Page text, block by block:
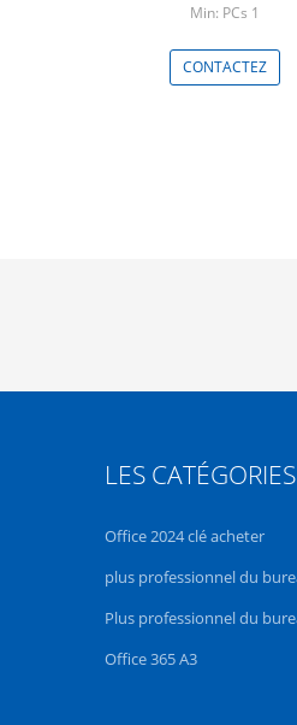
Min: PCs 1
CONTACTEZ
LES CATÉGORIES
Office 2024 clé acheter
Office 365 A3